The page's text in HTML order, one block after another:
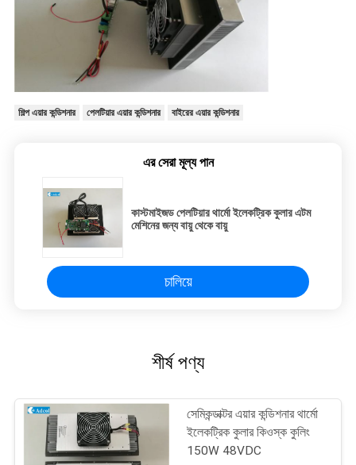
শিল্প এয়ার কন্ডিশনার পেলটিয়ার এয়ার কন্ডিশনার বাইরের এয়ার কন্ডিশনার
এর সেরা মূল্য পান
কাস্টমাইজড পেলটিয়ার থার্মো ইলেকট্রিক কুলার এটম
মেশিনের জন্য বায়ু থেকে বায়ু
চালিয়ে
শীর্ষ পণ্য
সেমিকন্ডাক্টর এয়ার কন্ডিশনার থার্মো
ইলেকট্রিক কুলার কিওস্ক কুলিং
150W 48VDC